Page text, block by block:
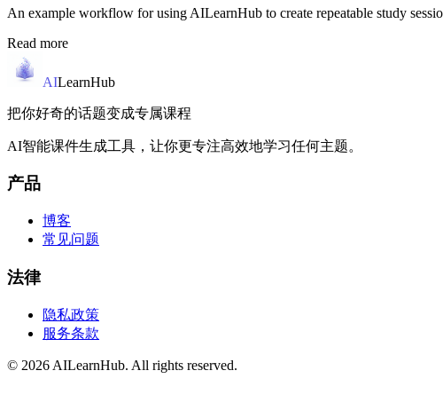
An example workflow for using AILearnHub to create repeatable study
Read more
AILearnHub
把你好奇的话题变成专属课程
AI智能课件生成工具，让你更专注高效地学习任何主题。
产品
博客
常见问题
法律
隐私政策
服务条款
© 2026 AILearnHub. All rights reserved.